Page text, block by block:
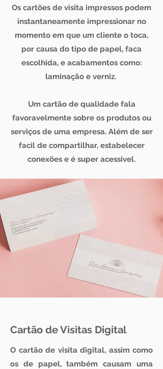
Os cartões de visita impressos podem
instantaneamente impressionar no
momento em que um cliente o toca,
por causa do tipo de papel, faca
escolhida, e acabamentos como:
laminação e verniz.
Um cartão de qualidade fala
favoravelmente sobre os produtos ou
serviços de uma empresa. Além de ser
facil de compartilhar, estabelecer
conexões e é super acessivel.
Cartão de Visitas Digital
O cartão de visita digital, assim como
os de papel, também causam uma